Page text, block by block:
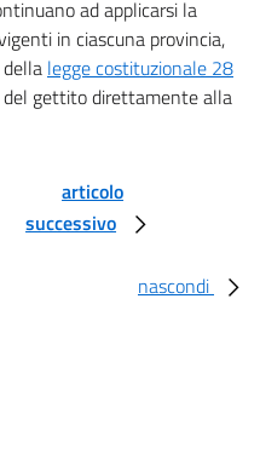
ad applicarsi la
in ciascuna provincia,
legge costituzionale 28
gettito direttamente alla
articolo
successivo
nascondi